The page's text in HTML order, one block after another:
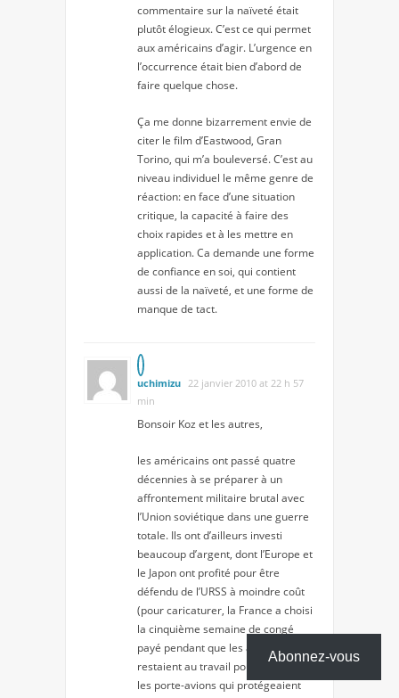
commentaire sur la naïveté était
plutôt élogieux. C’est ce qui permet
aux américains d’agir. L’urgence en
l’occurrence était bien d’abord de
faire quelque chose.
Ça me donne bizarrement envie de
citer le film d’Eastwood, Gran
Torino, qui m’a bouleversé. C’est au
niveau individuel le même genre de
réaction: en face d’une situation
critique, la capacité à faire des
choix rapides et à les mettre en
application. Ca demande une forme
de confiance en soi, qui contient
aussi de la naïveté, et une forme de
manque de tact.
uchimizu 22 janvier 2010 at 22 h 57
min
Bonsoir Koz et les autres,
les américains ont passé quatre
décennies à se préparer à un
affrontement militaire brutal avec
l’Union soviétique dans une guerre
totale. Ils ont d’ailleurs investi
beaucoup d’argent, dont l’Europe et
le Japon ont profité pour être
défendu de l’URSS à moindre coût
(pour caricaturer, la France a choisi
la cinquième semaine de congé
payé pendant que les américains
restaient au travail pour se payer
les porte-avions qui protégeaient
Abonnez-vous